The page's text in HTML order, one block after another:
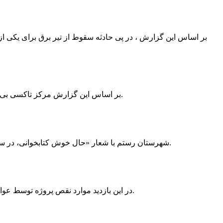
بر اساس این گزارش ، در پی حادثه سقوط از تیر برق برای یکی
بر اساس این گزارش مرکز تاکسی بی سیم ممسنی به دلیل نداشتن پروانه ی کسب به استناد ماده ی ۲۷ و ۲۸ قانون نظام صنفی با دستور مقام قضایی تا اطلاع ثانوی پلمپ گردید.
شهرستان رستم با شعار «حال خوش کتابخوانی، در سرزمین زرد طلایی رستم» و هماهنگی و همکاری همه دستگاه های فرهنگی و مردم آمادگی خود را برای نامزدی پایخت کتاب ایران اعلام کرد.
در این بازدید موارد نقص پروژه توسط عوامل فنی مشخص و جهت رفع نقص برای رسیدن به مرحله تجهیز کتابخانه به مهران ضرغامی واگذار گردید که در اسرع وقت کار تحویل گردد.